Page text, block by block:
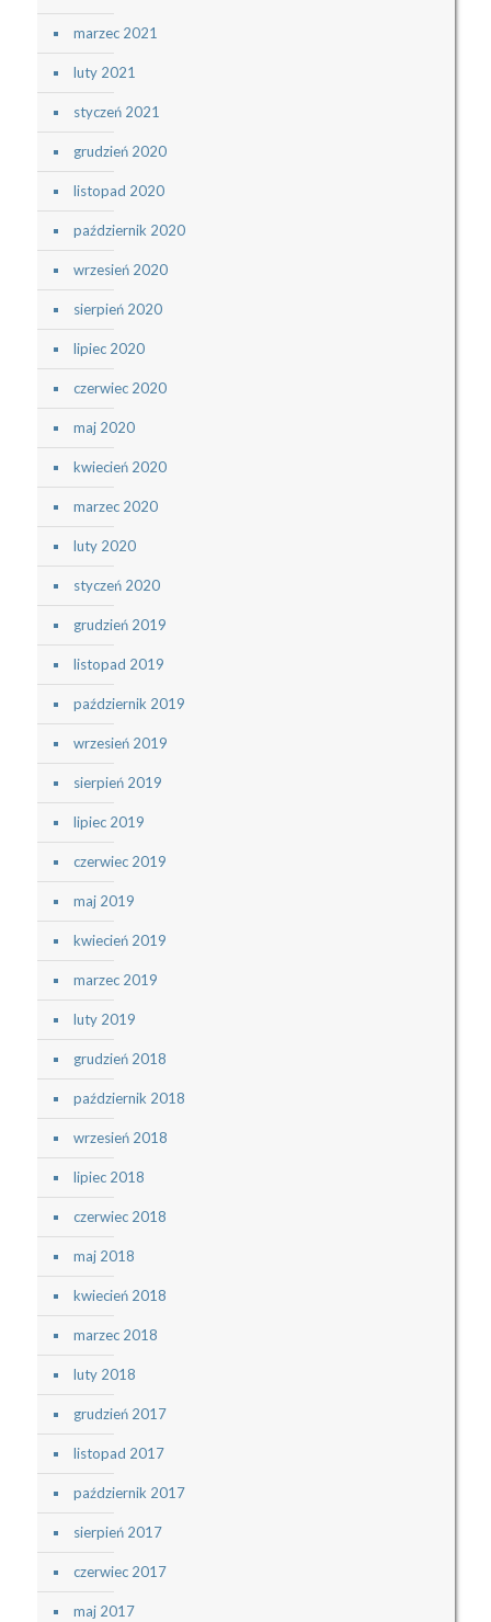
marzec 2021
luty 2021
styczeń 2021
grudzień 2020
listopad 2020
październik 2020
wrzesień 2020
sierpień 2020
lipiec 2020
czerwiec 2020
maj 2020
kwiecień 2020
marzec 2020
luty 2020
styczeń 2020
grudzień 2019
listopad 2019
październik 2019
wrzesień 2019
sierpień 2019
lipiec 2019
czerwiec 2019
maj 2019
kwiecień 2019
marzec 2019
luty 2019
grudzień 2018
październik 2018
wrzesień 2018
lipiec 2018
czerwiec 2018
maj 2018
kwiecień 2018
marzec 2018
luty 2018
grudzień 2017
listopad 2017
październik 2017
sierpień 2017
czerwiec 2017
maj 2017